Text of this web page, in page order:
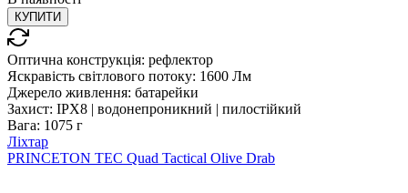
КУПИТИ
Оптична конструкція: рефлектор
Яскравість світлового потоку: 1600 Лм
Джерело живлення: батарейки
Захист: IPX8 | водонепроникний | пилостійкий
Вага: 1075 г
Ліхтар
PRINCETON TEC Quad Tactical Olive Drab